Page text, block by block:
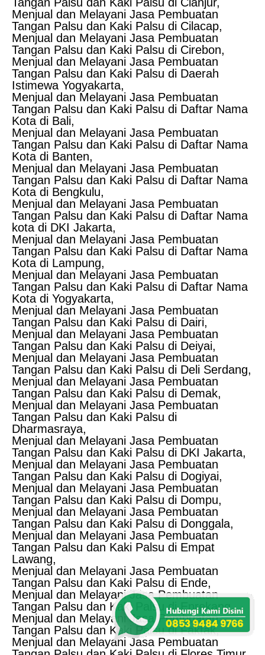
Tangan Palsu dan Kaki Palsu di Cianjur,
Menjual dan Melayani Jasa Pembuatan
Tangan Palsu dan Kaki Palsu di Cilacap,
Menjual dan Melayani Jasa Pembuatan
Tangan Palsu dan Kaki Palsu di Cirebon,
Menjual dan Melayani Jasa Pembuatan
Tangan Palsu dan Kaki Palsu di Daerah
Istimewa Yogyakarta,
Menjual dan Melayani Jasa Pembuatan
Tangan Palsu dan Kaki Palsu di Daftar Nama
Kota di Bali,
Menjual dan Melayani Jasa Pembuatan
Tangan Palsu dan Kaki Palsu di Daftar Nama
Kota di Banten,
Menjual dan Melayani Jasa Pembuatan
Tangan Palsu dan Kaki Palsu di Daftar Nama
Kota di Bengkulu,
Menjual dan Melayani Jasa Pembuatan
Tangan Palsu dan Kaki Palsu di Daftar Nama
kota di DKI Jakarta,
Menjual dan Melayani Jasa Pembuatan
Tangan Palsu dan Kaki Palsu di Daftar Nama
Kota di Lampung,
Menjual dan Melayani Jasa Pembuatan
Tangan Palsu dan Kaki Palsu di Daftar Nama
Kota di Yogyakarta,
Menjual dan Melayani Jasa Pembuatan
Tangan Palsu dan Kaki Palsu di Dairi,
Menjual dan Melayani Jasa Pembuatan
Tangan Palsu dan Kaki Palsu di Deiyai,
Menjual dan Melayani Jasa Pembuatan
Tangan Palsu dan Kaki Palsu di Deli Serdang,
Menjual dan Melayani Jasa Pembuatan
Tangan Palsu dan Kaki Palsu di Demak,
Menjual dan Melayani Jasa Pembuatan
Tangan Palsu dan Kaki Palsu di
Dharmasraya,
Menjual dan Melayani Jasa Pembuatan
Tangan Palsu dan Kaki Palsu di DKI Jakarta,
Menjual dan Melayani Jasa Pembuatan
Tangan Palsu dan Kaki Palsu di Dogiyai,
Menjual dan Melayani Jasa Pembuatan
Tangan Palsu dan Kaki Palsu di Dompu,
Menjual dan Melayani Jasa Pembuatan
Tangan Palsu dan Kaki Palsu di Donggala,
Menjual dan Melayani Jasa Pembuatan
Tangan Palsu dan Kaki Palsu di Empat
Lawang,
Menjual dan Melayani Jasa Pembuatan
Tangan Palsu dan Kaki Palsu di Ende,
Menjual dan Melayani Jasa Pembuatan
Tangan Palsu dan Kaki Palsu di Enrekang,
Menjual dan Melayani Jasa Pembuatan
Tangan Palsu dan Kaki Palsu di Fakfak,
Menjual dan Melayani Jasa Pembuatan